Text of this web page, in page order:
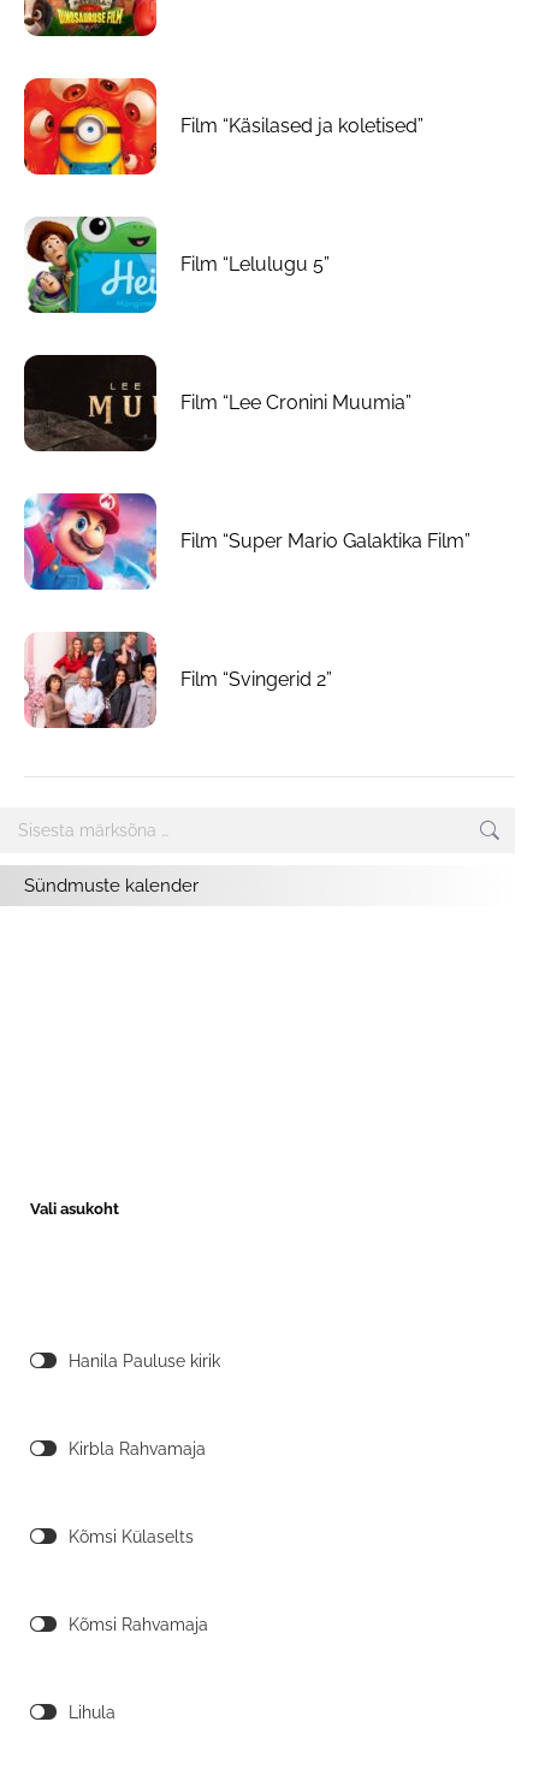
Film “Käsilased ja koletised”
Film “Lelulugu 5”
Film “Lee Cronini Muumia”
Film “Super Mario Galaktika Film”
Film “Svingerid 2”
Search:
Sündmuste kalender
Vali asukoht
Hanila Pauluse kirik
Kirbla Rahvamaja
Kõmsi Külaselts
Kõmsi Rahvamaja
Lihula